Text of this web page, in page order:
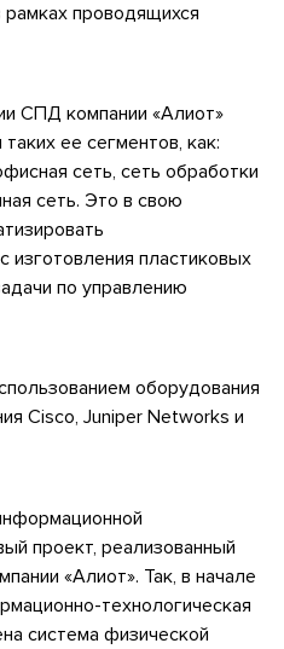
проводящихся
СПД компании «Алиот»
ее сегментов, как:
сеть, сеть обработки
сеть. Это в свою
изготовления пластиковых
по управлению
оборудования
Cisco, Juniper Networks и
проект, реализованный
«Алиот». Так, в начале
технологическая
система физической